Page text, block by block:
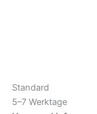
Standard
5–7 Werktage